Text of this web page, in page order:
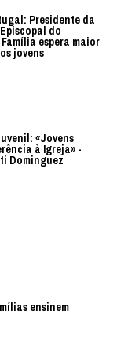
Presidente da
do
espera maior
jovens
«Jovens
à Igreja» -
Dominguez
ensinem